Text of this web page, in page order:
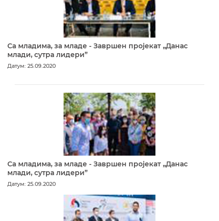
Са младима, за младе - Завршен пројекат „Данас
млади, сутра лидери”
Датум: 25.09.2020
Са младима, за младе - Завршен пројекат „Данас
млади, сутра лидери”
Датум: 25.09.2020